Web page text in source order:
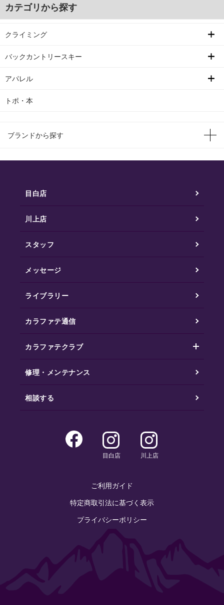
カテゴリから探す
クライミング
バックカントリースキー
アパレル
トポ・本
ブランドから探す
目白店
川上店
スタッフ
メッセージ
ライブラリー
カラファテ通信
カラファテクラブ
修理・メンテナンス
相談する
目白店 川上店
ご利用ガイド
特定商取引法に基づく表示
プライバシーポリシー